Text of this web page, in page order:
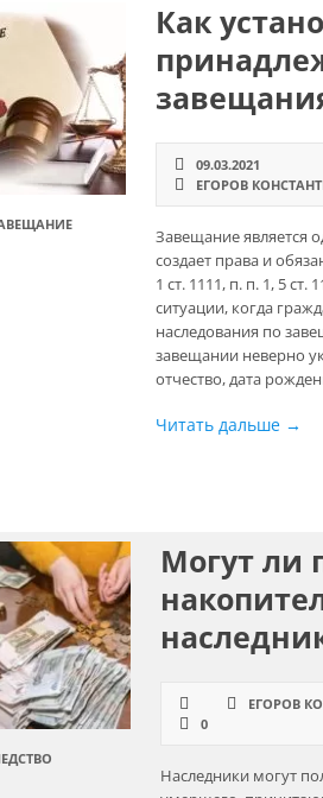
Как
09.03.2021
ЕГОРОВ
Завещание является
создает права и
1 ст. 1111, п. п. 1, 5
ситуации, когда
наследования по
завещании неверно
отчество, дата
Читать дальше →
Могут ли
ЕГОРОВ
0
Наследники могут